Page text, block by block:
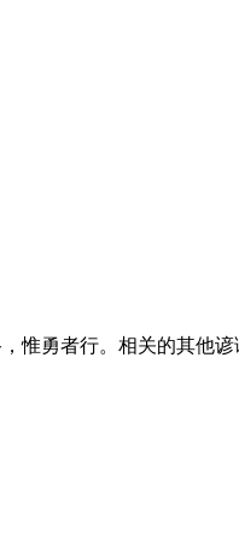
惟勇者行。相关的其他谚